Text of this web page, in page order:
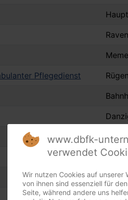
Pflegedienst
www.dbfk-
verwendet
Wir nutzen Cookies auf unserer
von ihnen sind essenziell für
Seite, während andere uns